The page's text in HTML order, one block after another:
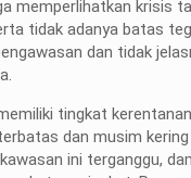
memperlihatkan krisis
tidak adanya batas
dan tidak
tingkat
dan musim
ini terganggu,